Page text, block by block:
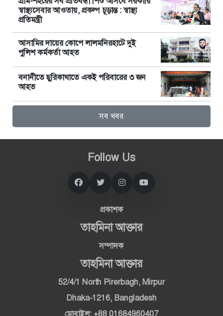
স্বাস্থ্যসেবার আওতায়, প্রকল্প চূড়ান্ত : স্বাস্থ্য
প্রতিমন্ত্রী
আসামির দায়ের কোপে লালমনিরহাটে দুই
পুলিশ কর্মকর্তা আহত
বনানীতে ছুরিকাঘাতে একই পরিবারের ৩ জন
আহত
সব খবর
Follow Us
প্রকাশক
তাহমিনা আক্তার
সম্পাদক
তাহমিনা আক্তার
52/4/1 North Pirerbagh, Mirpur
Dhaka-1216, Bangladesh
মোবাইল: +88 01684960407